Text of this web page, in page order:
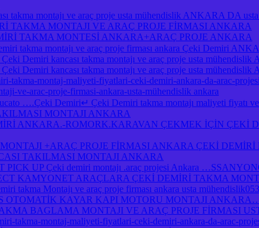
takma montajı ve araç proje usta mühendislik ANKARA DA
TAKMA MONTAJI VE ARAÇ PROJE FİRMASI ANKARA
TAKMA MONTESİ ANKARA+ARAÇ PROJE ANKARA
takma montajı ve araç proje firması ankara Çeki Demiri
Demiri kancası takma montajı ve araç proje usta
Demiri kancası takma montajı ve araç proje usta
takma-montaj-maliyeti-fiyatlari-ceki-demiri-ankara-da-arac-
ve-arac-proje-firmasi-ankara-usta-mühendislik ankara
….Çeki Demiri↵ Çeki Demiri takma montajı maliyeti fiyatı
MONTAJI ANKARA
ANKARA.-ROMORK.KARAVAN ÇEKMEK İÇİN ÇEKİ
+ARAÇ PROJE FİRMASI ANKARA ÇEKİ
TAKILMASI MONTAJI ANKARA
UP Çeki demiri montajı .araç projesi Ankara
KAMYONET ARAÇLARA ÇEKİ DEMİRİ TAKMA
takma Montajı ve araç proje firması ankara usta
OTOMATİK KAYAR KAPI MOTORU MONTAJI
BAGLAMA MONTAJI VE ARAÇ PROJE FİRMASI
takma-montaj-maliyeti-fiyatlari-ceki-demiri-ankara-da-arac-